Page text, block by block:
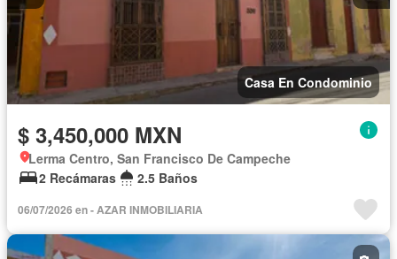
Casa En Condominio
$ 3,450,000 MXN
Lerma Centro, San Francisco De Campeche
2 Recámaras
2.5 Baños
06/07/2026 en - AZAR INMOBILIARIA